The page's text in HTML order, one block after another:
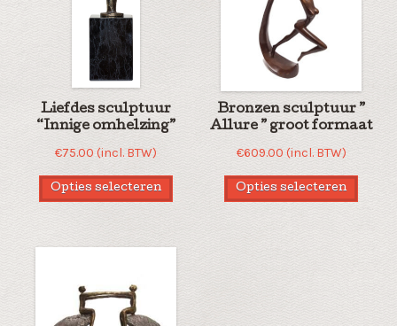
Liefdes sculptuur
“Innige omhelzing”
€75.00 (incl. BTW)
Opties selecteren
Bronzen sculptuur ”
Allure ” groot formaat
€609.00 (incl. BTW)
Opties selecteren